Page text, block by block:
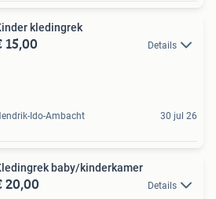
kledingrek
15,00 Details
Ido-Ambacht 30 jul 26
baby/kinderkamer
20,00 Details